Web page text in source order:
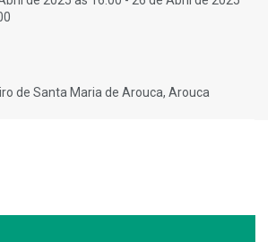
de Santa Maria de Arouca, Arouca